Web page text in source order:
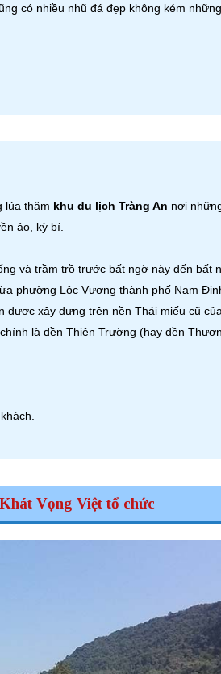
có nhiều nhũ đá đẹp không kém
lúa thăm khu du lịch Tràng An nơi
ảo, kỳ bí.
và trầm trồ trước bất ngờ này đến bất
phường Lộc Vượng thành phố Nam
được xây dựng trên nền Thái miếu cũ
là đền Thiên Trường (hay đền
Vọng Việt tổ chức